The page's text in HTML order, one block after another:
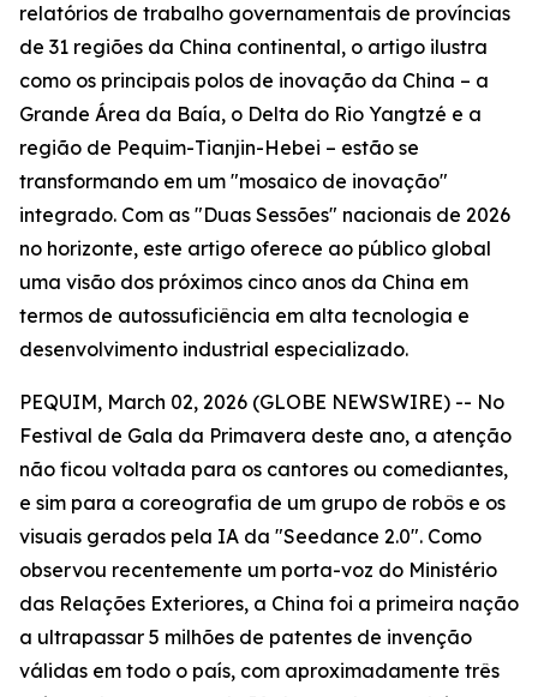
relatórios de trabalho governamentais de províncias
de 31 regiões da China continental, o artigo ilustra
como os principais polos de inovação da China – a
Grande Área da Baía, o Delta do Rio Yangtzé e a
região de Pequim-Tianjin-Hebei – estão se
transformando em um "mosaico de inovação"
integrado. Com as "Duas Sessões" nacionais de 2026
no horizonte, este artigo oferece ao público global
uma visão dos próximos cinco anos da China em
termos de autossuficiência em alta tecnologia e
desenvolvimento industrial especializado.
PEQUIM, March 02, 2026 (GLOBE NEWSWIRE) -- No
Festival de Gala da Primavera deste ano, a atenção
não ficou voltada para os cantores ou comediantes,
e sim para a coreografia de um grupo de robôs e os
visuais gerados pela IA da "Seedance 2.0". Como
observou recentemente um porta-voz do Ministério
das Relações Exteriores, a China foi a primeira nação
a ultrapassar 5 milhões de patentes de invenção
válidas em todo o país, com aproximadamente três